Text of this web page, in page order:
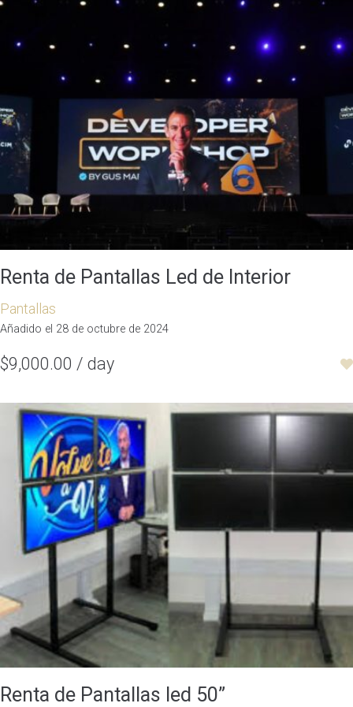
Renta de Pantallas Led de Interior
Pantallas
Añadido el 28 de octubre de 2024
$9,000.00 / day
Renta de Pantallas led 50”